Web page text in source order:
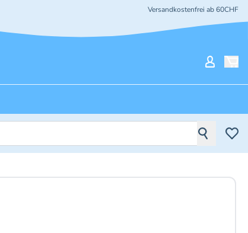
Versandkostenfrei ab 60CHF